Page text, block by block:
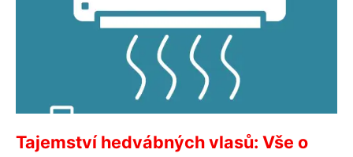
Tajemství hedvábných vlasů: Vše o